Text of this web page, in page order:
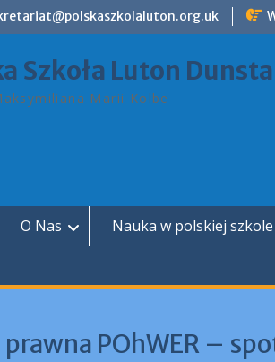
Szkoła Luton
Marii Kolbe
O Nas Nauka w polskiej szkole
POhWER –